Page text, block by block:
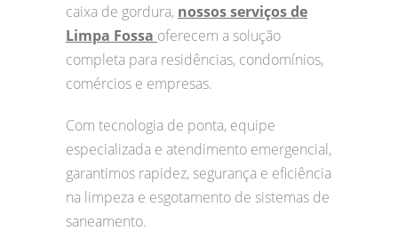
caixa de gordura, nossos serviços de
Limpa Fossa oferecem a solução
completa para residências, condomínios,
comércios e empresas.
Com tecnologia de ponta, equipe
especializada e atendimento emergencial,
garantimos rapidez, segurança e eficiência
na limpeza e esgotamento de sistemas de
saneamento.